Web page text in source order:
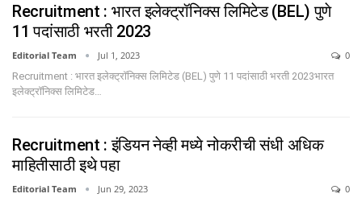
Recruitment : भारत इलेक्ट्रॉनिक्स लिमिटेड (BEL) पुणे
11 पदांसाठी भरती 2023
Editorial Team Jul 1, 2023
0
Recruitment : भारत इलेक्ट्रॉनिक्स लिमिटेड (BEL) पुणे 11 पदांसाठी भरती 2023भारत
इलेक्ट्रॉनिक्स लिमिटेड…
Recruitment : इंडियन नेव्ही मध्ये नोकरीची संधी अधिक
माहितीसाठी इथे पहा
Editorial Team Jun 29, 2023
0